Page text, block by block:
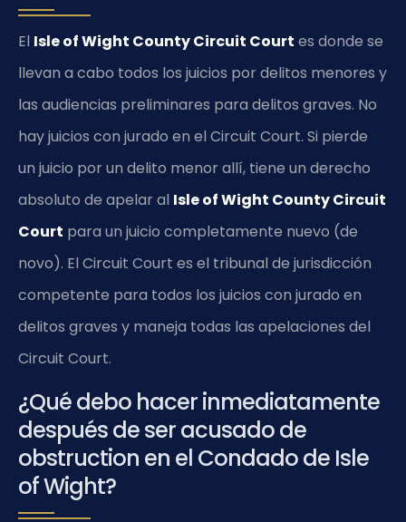
El Isle of Wight County Circuit Court es donde se
llevan a cabo todos los juicios por delitos menores y
las audiencias preliminares para delitos graves. No
hay juicios con jurado en el Circuit Court. Si pierde
un juicio por un delito menor allí, tiene un derecho
absoluto de apelar al Isle of Wight County Circuit
Court para un juicio completamente nuevo (de
novo). El Circuit Court es el tribunal de jurisdicción
competente para todos los juicios con jurado en
delitos graves y maneja todas las apelaciones del
Circuit Court.
¿Qué debo hacer inmediatamente
después de ser acusado de
obstruction en el Condado de Isle
of Wight?